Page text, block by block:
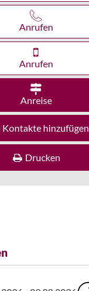
Anrufen
Anrufen
Anreise
hinzufügen
Drucken